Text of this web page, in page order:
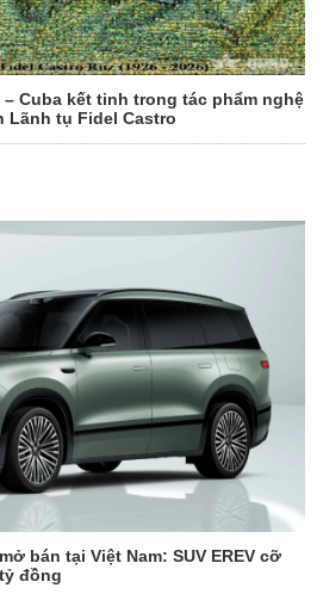
Cuba kết tinh trong tác phẩm nghệ
Lãnh tụ Fidel Castro
bán tại Việt Nam: SUV EREV cỡ
đồng